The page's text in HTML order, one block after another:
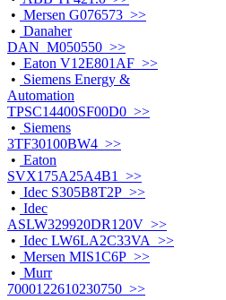
• Mersen G076573 >>
• Danaher
DAN_M050550 >>
• Eaton V12E801AF >>
• Siemens Energy &
Automation
TPSC14400SF00D0 >>
• Siemens
3TF30100BW4 >>
• Eaton
SVX175A25A4B1 >>
• Idec S305B8T2P >>
• Idec
ASLW329920DR120V >>
• Idec LW6LA2C33VA >>
• Mersen MIS1C6P >>
• Murr
7000122610230750 >>